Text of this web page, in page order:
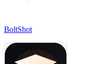
BoltShot